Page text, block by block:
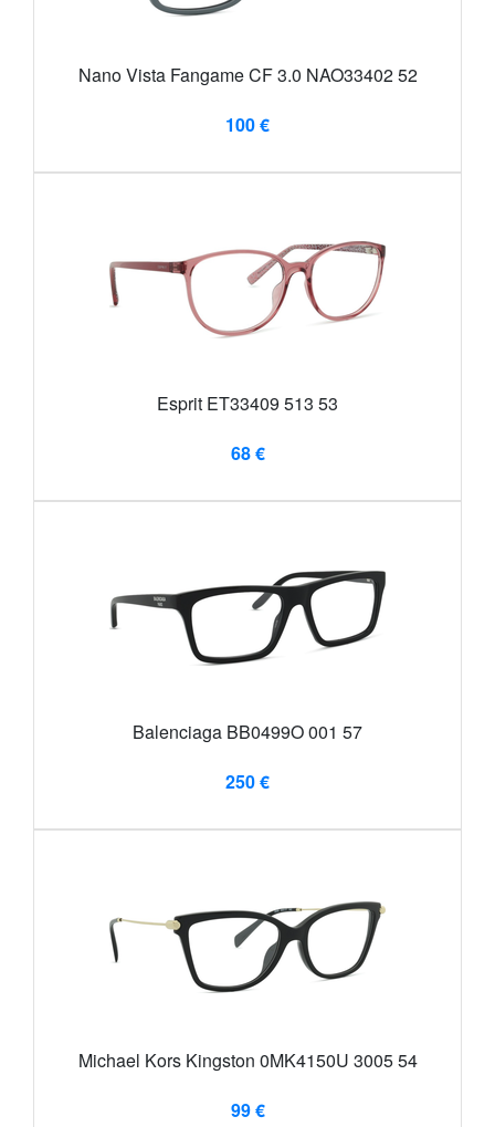
Nano Vista Fangame CF 3.0 NAO33402 52
100 €
Esprit ET33409 513 53
68 €
Balenciaga BB0499O 001 57
250 €
Michael Kors Kingston 0MK4150U 3005 54
99 €